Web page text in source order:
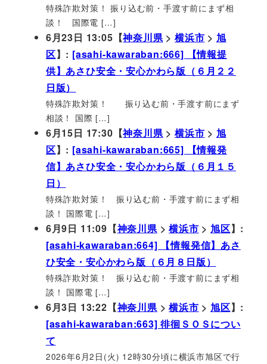
特殊詐欺対策！ 振り込む前・手渡す前にまず相
談！ 国際電 […]
6月23日 13:05【神奈川県>横浜市 > 旭
区】: [asahi-kawaraban:666] 【情報提
供】あさひ安全・安心かわら版（６月２２
日版）
特殊詐欺対策！ 振り込む前・手渡す前にまず
相談！ 国際 […]
6月15日 17:30【神奈川県>横浜市 > 旭
区】: [asahi-kawaraban:665] 【情報発
信】あさひ安全・安心かわら版（６月１５
日）
特殊詐欺対策！ 振り込む前・手渡す前にまず相
談！ 国際電 […]
6月9日 11:09【神奈川県>横浜市 > 旭区】:
[asahi-kawaraban:664] 【情報発信】あさ
ひ安全・安心かわら版（６月８日版）
特殊詐欺対策！ 振り込む前・手渡す前にまず相
談！ 国際電 […]
6月3日 13:22【神奈川県>横浜市 > 旭区】:
[asahi-kawaraban:663] 徘徊ＳＯＳについ
て
2026年6月2日(火) 12時30分頃に横浜市旭区で行